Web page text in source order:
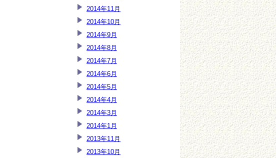
2014年11月
2014年10月
2014年9月
2014年8月
2014年7月
2014年6月
2014年5月
2014年4月
2014年3月
2014年1月
2013年11月
2013年10月